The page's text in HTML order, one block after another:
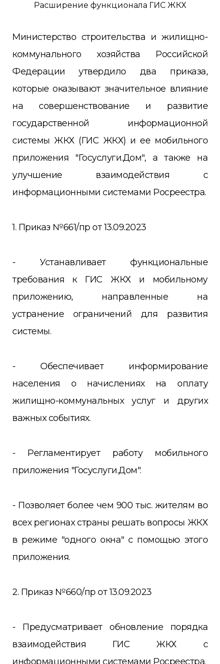
Расширение функционала ГИС ЖКХ
Министерство строительства и жилищно-
коммунального хозяйства Российской
Федерации утвердило два приказа,
которые оказывают значительное влияние
на совершенствование и развитие
государственной информационной
системы ЖКХ (ГИС ЖКХ) и ее мобильного
приложения "Госуслуги.Дом", а также на
улучшение взаимодействия с
информационными системами Росреестра.
1. Приказ №661/пр от 13.09.2023
- Устанавливает функциональные
требования к ГИС ЖКХ и мобильному
приложению, направленные на
устранение ограничений для развития
системы.
- Обеспечивает информирование
населения о начислениях на оплату
жилищно-коммунальных услуг и других
важных событиях.
- Регламентирует работу мобильного
приложения "Госуслуги.Дом".
- Позволяет более чем 900 тыс. жителям во
всех регионах страны решать вопросы ЖКХ
в режиме "одного окна" с помощью этого
приложения.
2. Приказ №660/пр от 13.09.2023
- Предусматривает обновление порядка
взаимодействия ГИС ЖКХ с
информационными системами Росреестра.